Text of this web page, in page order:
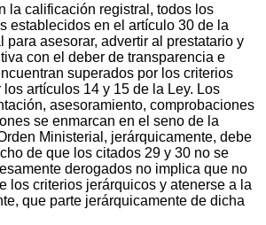
la calificación registral, todos los
establecidos en el artículo 30 de la
para asesorar, advertir al prestatario y
con el deber de transparencia e
superados por los criterios
artículos 14 y 15 de la Ley. Los
asesoramiento, comprobaciones
se enmarcan en el seno de la
Ministerial, jerárquicamente, debe
de que los citados 29 y 30 no se
derogados no implica que no
los criterios jerárquicos y atenerse a la
que parte jerárquicamente de dicha